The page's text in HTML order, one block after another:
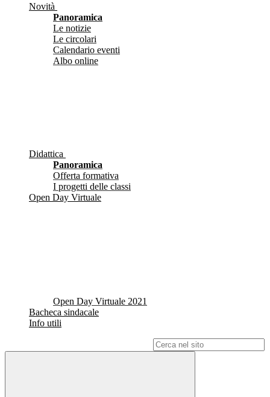
Novità
Panoramica
Le notizie
Le circolari
Calendario eventi
Albo online
Didattica
Panoramica
Offerta formativa
I progetti delle classi
Open Day Virtuale
Open Day Virtuale 2021
Bacheca sindacale
Info utili